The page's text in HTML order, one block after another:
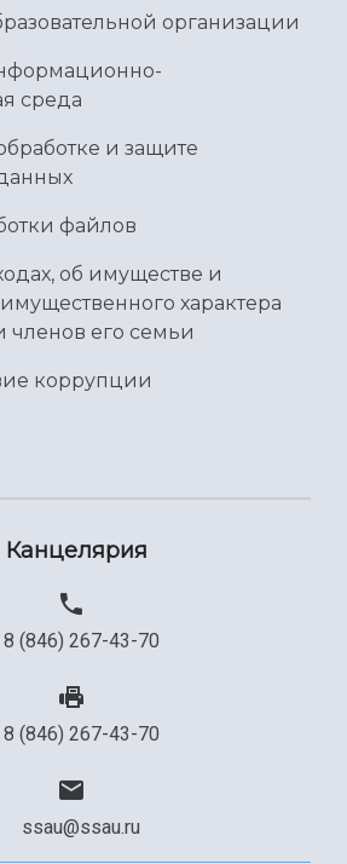
межвузовский кампус
организации
организации
среда
и защите
файлов
об имуществе и
имущественного характера
членов его семьи
коррупции
Канцелярия
8 (846) 267-43-70
8 (846) 267-43-70
ssau@ssau.ru